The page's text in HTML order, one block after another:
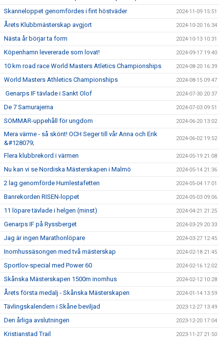
Skanneloppet genomfördes i fint höstväder 2024-11-09 15:51
Årets Klubbmästerskap avgjort 2024-10-20 16:34
Nästa år börjar ta form 2024-10-13 10:31
Köpenhamn levererade som lovat! 2024-09-17 19:40
10 km road race World Masters Atletics Championships 2024-08-20 16:39
World Masters Athletics Championships 2024-08-15 09:47
Genarps IF tävlade i Sankt Olof 2024-07-30 20:37
De 7 Samurajerna 2024-07-03 09:51
SOMMAR-uppehåll för ungdom 2024-06-20 13:02
Mera värme - så skönt! OCH Seger till vår Anna och Erik
&#128079;
2024-06-02 19:52
Flera klubbrekord i värmen 2024-05-19 21:08
Nu kan vi se Nordiska Mästerskapen i Malmö 2024-05-14 21:36
2 lag genomförde Humlestafetten 2024-05-04 17:01
Banrekorden RISEN-loppet 2024-05-03 09:06
11 löpare tävlade i helgen (minst) 2024-04-21 21:25
Genarps IF på Ryssberget 2024-03-29 20:33
Jag är ingen Marathonlöpare 2024-03-27 12:45
Inomhussäsongen med två mästerskap 2024-02-18 21:45
Sportlov-special med Power 60 2024-02-16 12:02
Skånska Mästerskapen 1500m inomhus 2024-02-12 10:28
Årets första medalj - Skånska Mästerskapen 2024-01-14 13:59
Tävlingskalendern i Skåne beviljad 2023-12-27 13:49
Den årliga avslutningen 2023-12-20 17:04
Kristianstad Trail 2023-11-27 21:50